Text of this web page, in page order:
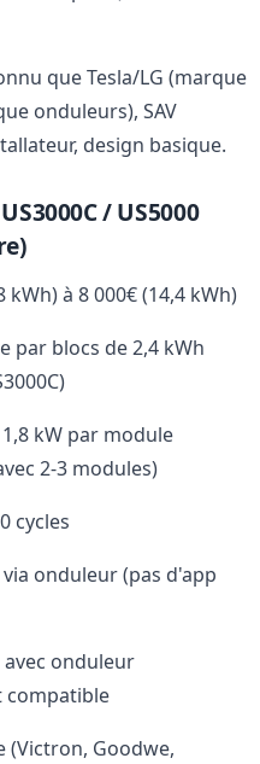
que Tesla/LG (marque
onduleurs), SAV
design basique.
/ US5000
kWh) à 8 000€ (14,4 kWh)
par blocs de 2,4 kWh
1,8 kW par module
2-3 modules)
cycles
onduleur (pas d'app
avec onduleur
(Victron, Goodwe,